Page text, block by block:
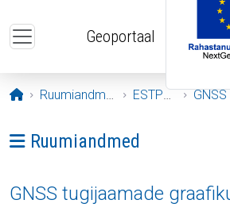
Geoportaal
Avaleht
Ruumiandmed ESTPOS GNSS
Ava menüü: Ruumiandmed
Ruumiandmed
GNSS tugijaamade